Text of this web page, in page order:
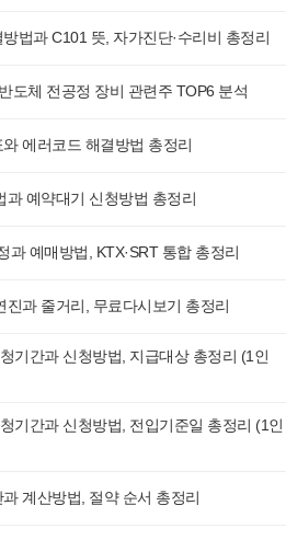
법과 C101 뜻, 자가진단·수리비 총정리
도체 전공정 장비 관련주 TOP6 분석
에러코드 해결방법 총정리
과 예약대기 신청방법 총정리
과 예매방법, KTX·SRT 통합 총정리
진과 줄거리, 무료다시보기 총정리
기간과 신청방법, 지급대상 총정리 (1인
기간과 신청방법, 전입기준일 총정리 (1인
계산방법, 절약 순서 총정리